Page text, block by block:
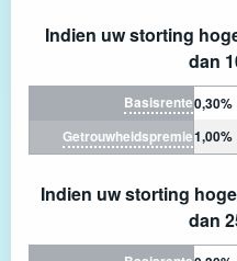
Indien uw storting
dan
Basisrente0,30%
Getrouwheidspremie1,00%
Indien uw storting
dan